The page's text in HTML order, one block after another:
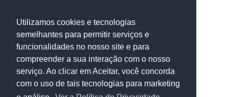
Utilizamos cookies e tecnologias
semelhantes para permitir serviços e
funcionalidades no nosso site e para
compreender a sua interação com o nosso
serviço. Ao clicar em Aceitar, você concorda
com o uso de tais tecnologias para marketing